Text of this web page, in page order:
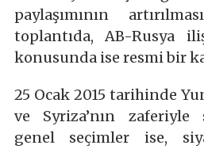
paylaşımının
toplantıda, AB-Rusya
konusunda ise resmi bir
25 Ocak 2015 tarihinde
ve Syriza’nın zaferiyle
genel seçimler ise,